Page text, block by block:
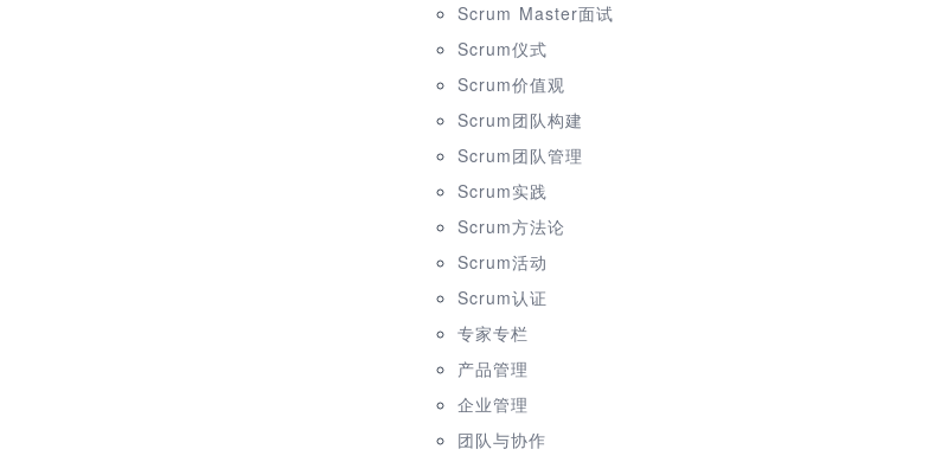
Scrum Master面试
Scrum仪式
Scrum价值观
Scrum团队构建
Scrum团队管理
Scrum实践
Scrum方法论
Scrum活动
Scrum认证
专家专栏
产品管理
企业管理
团队与协作